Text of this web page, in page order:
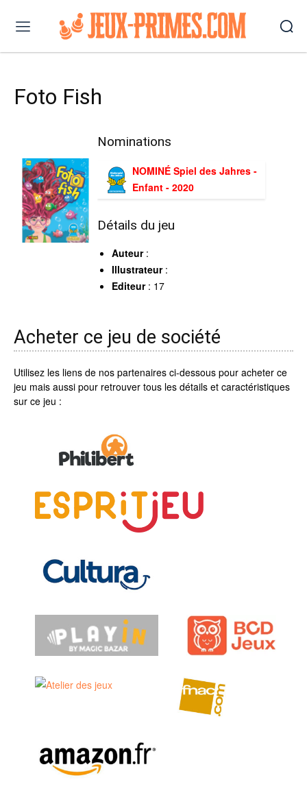
Foto Fish
Nominations
NOMINÉ Spiel des Jahres -
Enfant - 2020
Détails du jeu
Auteur:
Illustrateur:
Editeur: 17
Acheter ce jeu de société
Utilisez les liens de nos partenaires ci-dessous pour acheter ce
jeu mais aussi pour retrouver tous les détails et caractéristiques
sur ce jeu :